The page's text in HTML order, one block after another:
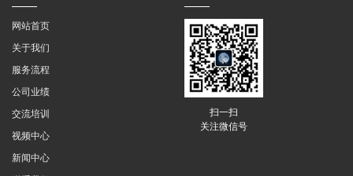
网站首页
关于我们
服务流程
公司业绩
交流培训
视频中心
新闻中心
扫一扫
关注微信号